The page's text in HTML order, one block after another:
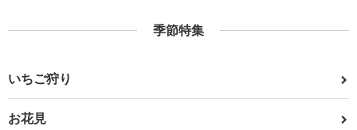
季節特集
いちご狩り
お花見